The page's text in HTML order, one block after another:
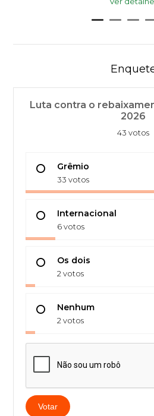
Luta contra o
2026
43 votos
Grêmio
33 votos
Internacional
6 votos
Os dois
2 votos
Nenhum
2 votos
Votar